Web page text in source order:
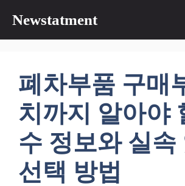
츠
Newstatment
폐차부품 구매
치까지 알아야
수 정보와 실속
선택 방법